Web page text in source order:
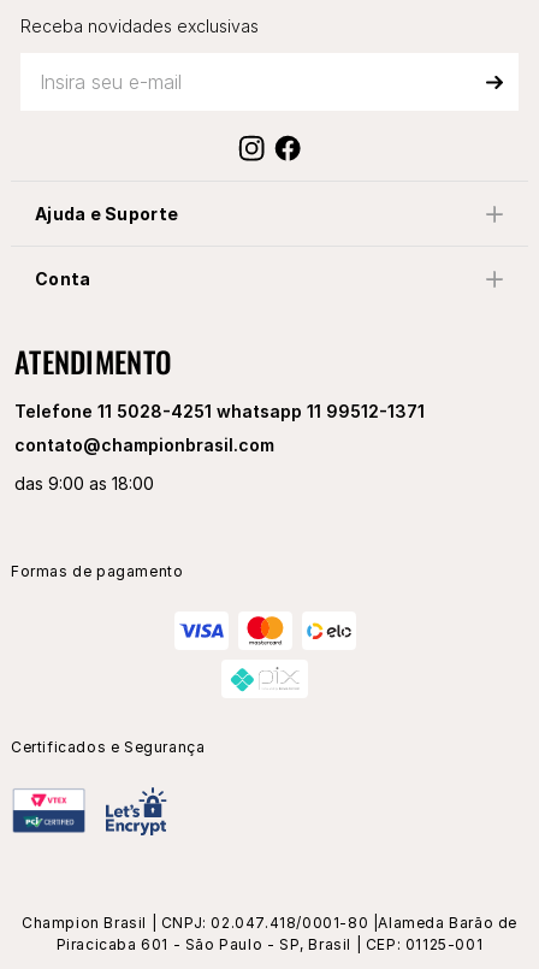
Receba novidades exclusivas
Ajuda e Suporte
Conta
ATENDIMENTO
Telefone 11 5028-4251 whatsapp 11 99512-1371
contato@championbrasil.com
das 9:00 as 18:00
Formas de pagamento
Certificados e Segurança
Champion Brasil | CNPJ: 02.047.418/0001-80 |Alameda Barão de
Piracicaba 601 - São Paulo - SP, Brasil | CEP: 01125-001